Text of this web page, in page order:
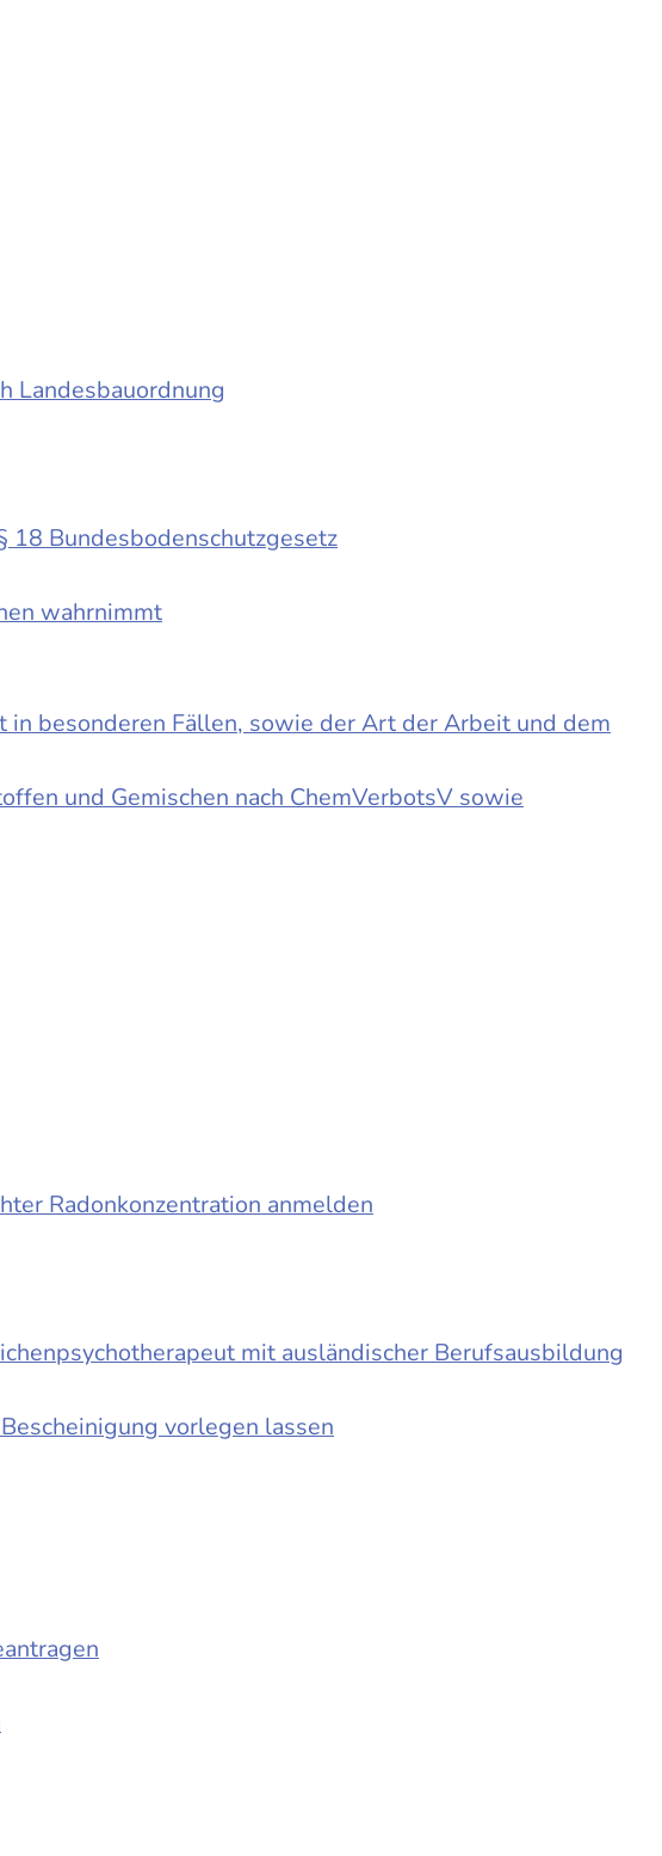
Landesbauordnung
18 Bundesbodenschutzgesetz
wahrnimmt
besonderen Fällen, sowie der Art der Arbeit und dem
und Gemischen nach ChemVerbotsV sowie
Radonkonzentration anmelden
mit ausländischer Berufsausbildung
vorlegen lassen